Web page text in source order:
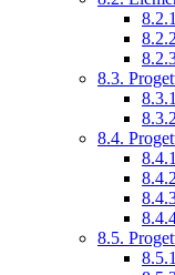
8.3.
8.4.
8.5.